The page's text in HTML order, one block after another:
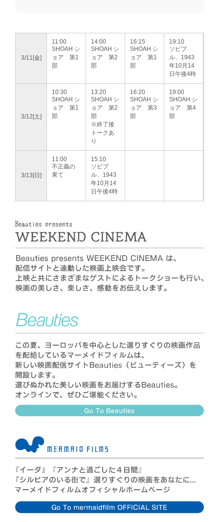
3/11[金]
11:00
SHOAH シ
ョア 第1
部
14:00
SHOAH シ
ョア 第2
部
16:15
SHOAH シ
ョア 第1
部
19:10
ソビブ
ル、1943
年10月14
日午後4時
3/12[土]
10:30
SHOAH シ
ョア 第1
部
13:20
SHOAH シ
ョア 第2
部
※終了後
トークあ
り
16:20
SHOAH シ
ョア 第3
部
19:00
SHOAH シ
ョア 第4
部
3/13[日]
11:00
不正義の
果て
15:10
ソビブ
ル、1943
年10月14
日午後4時